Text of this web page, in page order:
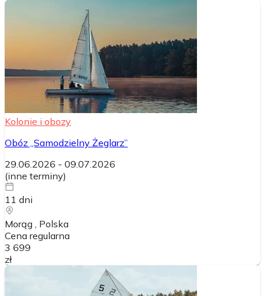
Kolonie i obozy
Obóz „Samodzielny Żeglarz”
29.06.2026 - 09.07.2026
(inne terminy)
11 dni
Morąg , Polska
Cena regularna
3 699
zł